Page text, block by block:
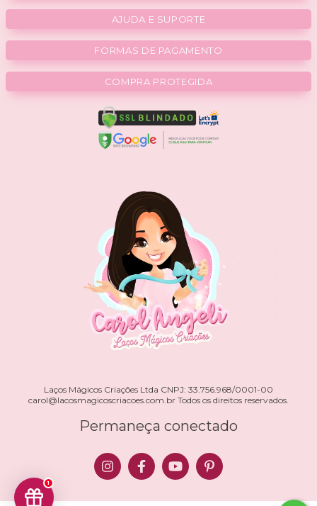
AJUDA E SUPORTE
FORMAS DE PAGAMENTO
COMPRA PROTEGIDA
Laços Mágicos Criações Ltda CNPJ: 33.756.968/0001-00
carol@lacosmagicoscriacoes.com.br Todos os direitos reservados.
Permaneça conectado
1